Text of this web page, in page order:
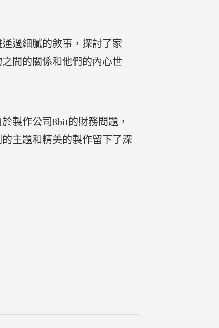
過細膩的敘事，探討了家
間的關係和他們的內心世
製作公司8bit的財務問題，
主題和精美的製作留下了深